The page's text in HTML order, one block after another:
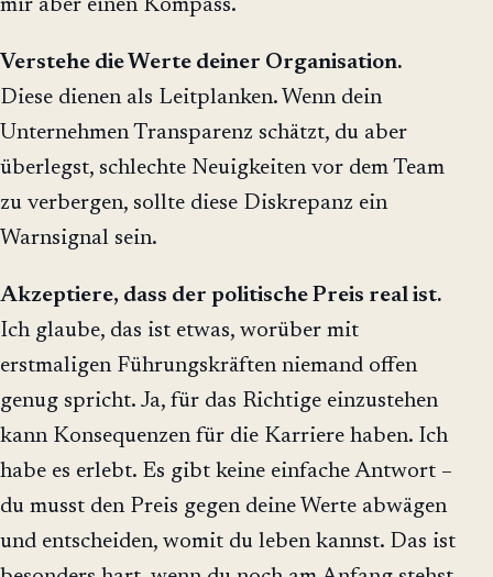
mir aber einen Kompass.
Verstehe die Werte deiner Organisation.
Diese dienen als Leitplanken. Wenn dein
Unternehmen Transparenz schätzt, du aber
überlegst, schlechte Neuigkeiten vor dem Team
zu verbergen, sollte diese Diskrepanz ein
Warnsignal sein.
Akzeptiere, dass der politische Preis real ist.
Ich glaube, das ist etwas, worüber mit
erstmaligen Führungskräften niemand offen
genug spricht. Ja, für das Richtige einzustehen
kann Konsequenzen für die Karriere haben. Ich
habe es erlebt. Es gibt keine einfache Antwort –
du musst den Preis gegen deine Werte abwägen
und entscheiden, womit du leben kannst. Das ist